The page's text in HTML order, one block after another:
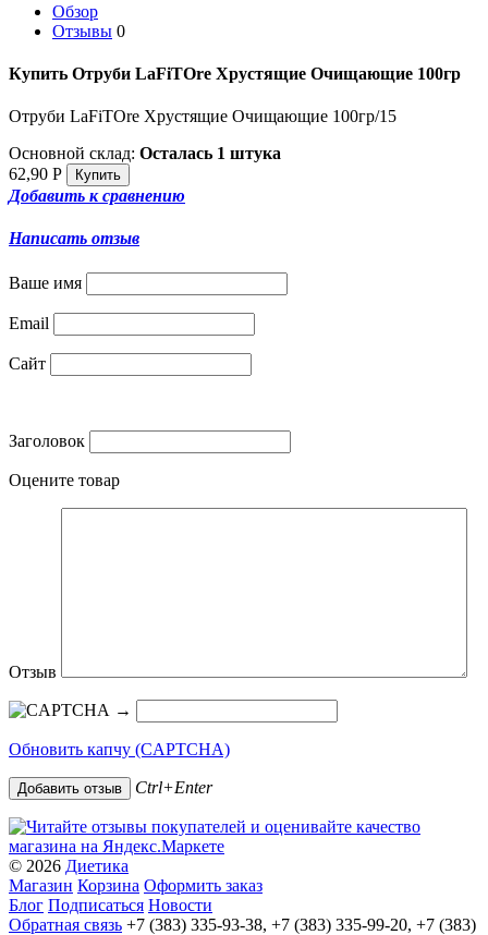
Обзор
Отзывы 0
Купить Отруби LaFiTOre Хрустящие Очищающие 100гр
Отруби LaFiTOre Хрустящие Очищающие 100гр/15
Основной склад: Осталась 1 штука
62,90 Р
Добавить к сравнению
Написать отзыв
Ваше имя
Email
Сайт
Заголовок
Оцените товар
Отзыв
→
Обновить капчу (CAPTCHA)
Ctrl+Enter
© 2026 Диетика
Магазин Корзина Оформить заказ
Блог Подписаться Новости
Обратная связь +7 (383) 335-93-38, +7 (383) 335-99-20, +7 (383)